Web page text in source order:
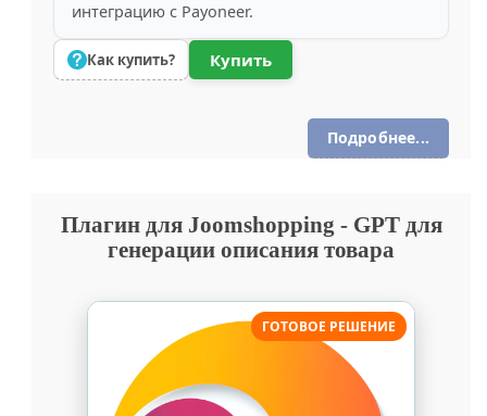
интеграцию с Payoneer.
Как купить? Купить
Подробнее...
Плагин для Joomshopping - GPT для
генерации описания товара
ГОТОВОЕ РЕШЕНИЕ